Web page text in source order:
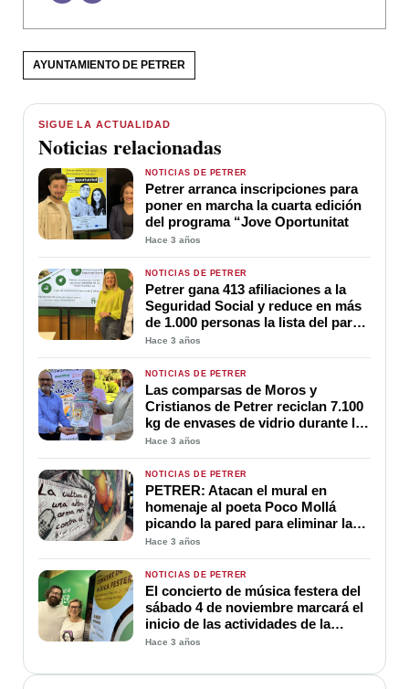
AYUNTAMIENTO DE PETRER
SIGUE LA ACTUALIDAD
Noticias relacionadas
NOTICIAS DE PETRER
Petrer arranca inscripciones para
poner en marcha la cuarta edición
del programa “Jove Oportunitat
Hace 3 años
NOTICIAS DE PETRER
Petrer gana 413 afiliaciones a la
Seguridad Social y reduce en más
de 1.000 personas la lista del paro
en los dos últimos años
Hace 3 años
NOTICIAS DE PETRER
Las comparsas de Moros y
Cristianos de Petrer reciclan 7.100
kg de envases de vidrio durante las
fiestas
Hace 3 años
NOTICIAS DE PETRER
PETRER: Atacan el mural en
homenaje al poeta Poco Mollá
picando la pared para eliminar la
palabra fascismo
Hace 3 años
NOTICIAS DE PETRER
El concierto de música festera del
sábado 4 de noviembre marcará el
inicio de las actividades de la
Fiesta de los Capitanes
Hace 3 años